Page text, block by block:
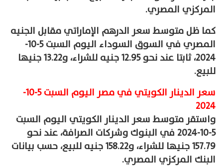
المركزي المصري.
كما ظل متوسط سعر الدرهم الإماراتي مقابل الجنيه
المصري في السوق السوداء اليوم السبت 5-10-
2024، ثابتا عند نحو 12.95 جنيه للشراء، و13.22 جنيها
للبيع.
سعر الدينار الكويتي في مصر اليوم السبت 5-10-
2024
واستقر متوسط سعر الدينار الكويتي اليوم السبت
5-10-2024 في البنوك وشركات الصرافة، عند نحو
157.79 جنيها للشراء، و158.22 جنيه للبيع، حسب بيانات
البنك المركزي المصري.